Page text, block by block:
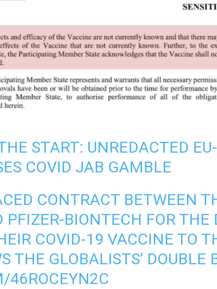
START: UNREDACTED
COVID JAB GAMBLE
CONTRACT BETWEEN
BIONTECH FOR THE
COVID-19 VACCINE TO
THE GLOBALISTS’ DOUBLE
46ROCEYN2C